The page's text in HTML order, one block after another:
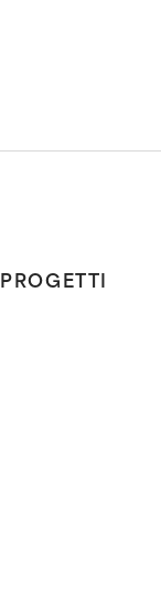
PROGETTI